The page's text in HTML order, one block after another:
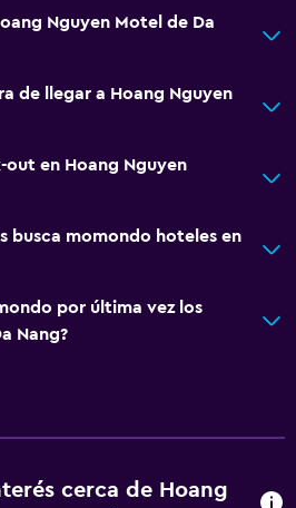
Nguyen Motel de Da
de llegar a Hoang Nguyen
out en Hoang Nguyen
busca momondo hoteles en
por última vez los
Nang?
cerca de Hoang